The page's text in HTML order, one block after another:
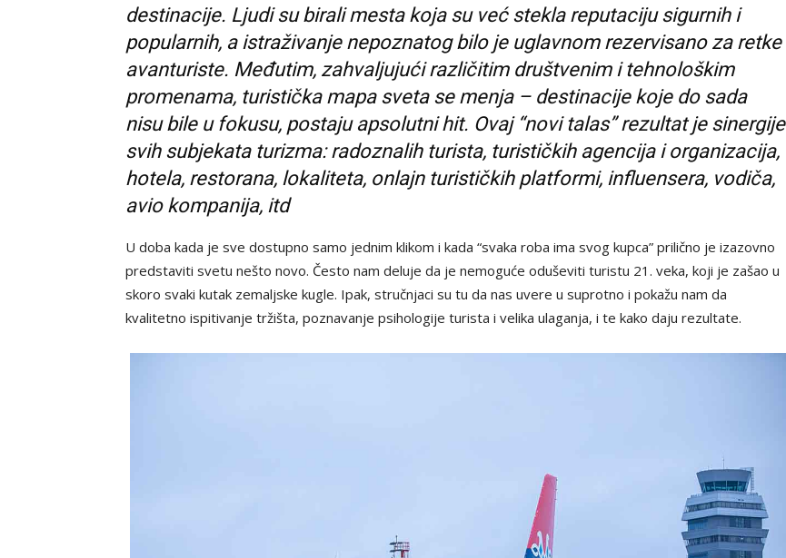
destinacije. Ljudi su birali mesta koja su već stekla reputaciju sigurnih i
popularnih, a istraživanje nepoznatog bilo je uglavnom rezervisano za retke
avanturiste. Međutim, zahvaljujući različitim društvenim i tehnološkim
promenama, turistička mapa sveta se menja – destinacije koje do sada
nisu bile u fokusu, postaju apsolutni hit. Ovaj “novi talas” rezultat je sinergije
svih subjekata turizma: radoznalih turista, turističkih agencija i organizacija,
hotela, restorana, lokaliteta, onlajn turističkih platformi, influensera, vodiča,
avio kompanija, itd
U doba kada je sve dostupno samo jednim klikom i kada “svaka roba ima svog kupca” prilično je izazovno
predstaviti svetu nešto novo. Često nam deluje da je nemoguće oduševiti turistu 21. veka, koji je zašao u
skoro svaki kutak zemaljske kugle. Ipak, stručnjaci su tu da nas uvere u suprotno i pokažu nam da
kvalitetno ispitivanje tržišta, poznavanje psihologije turista i velika ulaganja, i te kako daju rezultate.